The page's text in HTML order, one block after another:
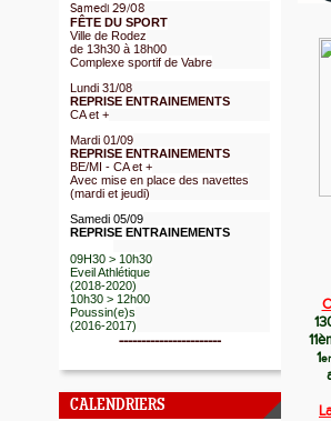
Samedi 29/08
FÊTE DU SPORT
Ville de Rodez
de 13h30 à 18h00
Complexe sportif de Vabre
Lundi 31/08
REPRISE ENTRAINEMENTS
CA et +
Mardi 01/09
REPRISE ENTRAINEMENTS
BE/MI - CA et +
Avec mise en place des navettes
(mardi et jeudi)
Samedi 05/09
REPRISE ENTRAINEMENTS
09H30 > 10h30
Eveil Athlétique
(2018-2020)
10h30 > 12h00
Poussin(e)s
(2016-2017)
-----------------------
CALENDRIERS
11
1er